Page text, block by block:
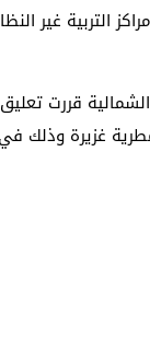
التربية غير
قررت
غزيرة وذلك